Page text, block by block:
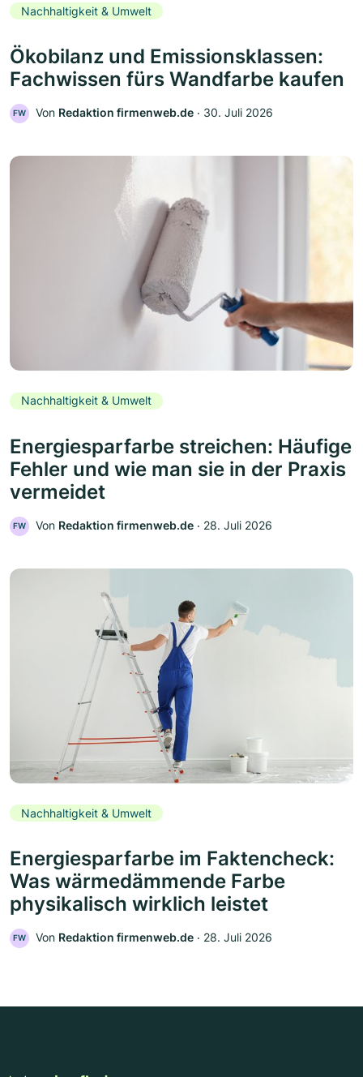
Nachhaltigkeit & Umwelt
Ökobilanz und Emissionsklassen:
Fachwissen fürs Wandfarbe kaufen
FW Von Redaktion firmenweb.de ‧ 30. Juli 2026
Nachhaltigkeit & Umwelt
Energiesparfarbe streichen: Häufige
Fehler und wie man sie in der Praxis
vermeidet
FW Von Redaktion firmenweb.de ‧ 28. Juli 2026
Nachhaltigkeit & Umwelt
Energiesparfarbe im Faktencheck:
Was wärmedämmende Farbe
physikalisch wirklich leistet
FW Von Redaktion firmenweb.de ‧ 28. Juli 2026